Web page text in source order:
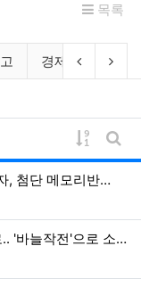
목록
경제 산업
이전 분류
다
게시물
게
, 첨단 메모리반…
바늘작전'으로 소탕